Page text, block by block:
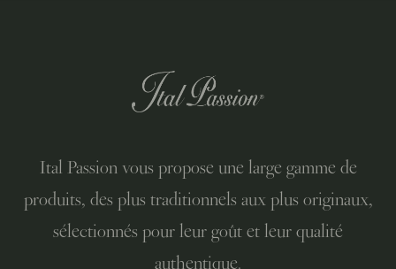
Ital Passion vous propose une large gamme de
produits, des plus traditionnels aux plus originaux,
sélectionnés pour leur goût et leur qualité
authentique.